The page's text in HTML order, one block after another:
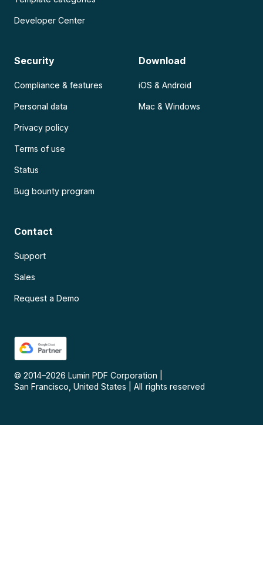
Developer Center
Security
Compliance & features
Personal data
Privacy policy
Terms of use
Status
Bug bounty program
Download
iOS & Android
Mac & Windows
Contact
Support
Sales
Request a Demo
© 2014–2026 Lumin PDF Corporation
San Francisco, United States
All rights reserved